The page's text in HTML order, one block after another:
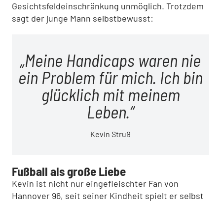
Gesichtsfeldeinschränkung unmöglich. Trotzdem
sagt der junge Mann selbstbewusst:
Meine Handicaps waren nie
ein Problem für mich. Ich bin
glücklich mit meinem
Leben.
Kevin Struß
Fußball als große Liebe
Kevin ist nicht nur eingefleischter Fan von
Hannover 96, seit seiner Kindheit spielt er selbst